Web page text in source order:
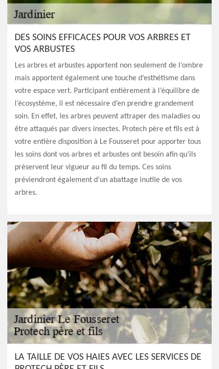
DES SOINS EFFICACES POUR VOS ARBRES ET
VOS ARBUSTES
Les arbres et arbustes apportent non seulement de l’ombre
mais apportent également une touche d’esthétisme dans
votre espace vert. Participant entièrement à l’équilibre de
l’écosystème, il est nécessaire d’en prendre grandement
soin. En effet, les arbres peuvent attraper des maladies ou
être attaqués par divers insectes. Protech père et fils est à
votre entière disposition à Le Fousseret pour apporter tous
les soins dont vos arbres et arbustes ont besoin afin qu’ils
préservent leur vigueur au fil du temps. Ces soins
préviendront également d’un abattage inutile de vos
arbres.
LA TAILLE DE VOS HAIES AVEC LES SERVICES DE